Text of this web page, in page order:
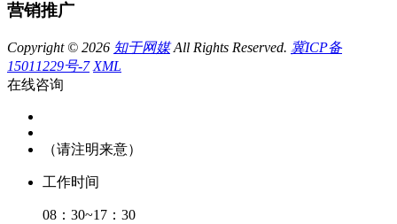
营销推广
Copyright © 2026 知于网媒All Rights Reserved. 冀ICP备
15011229号-7 XML
在线咨询
（请注明来意）
工作时间
08：30~17：30